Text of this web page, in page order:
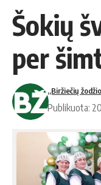
Šokių
per
„Biržiečių
Publikuota: